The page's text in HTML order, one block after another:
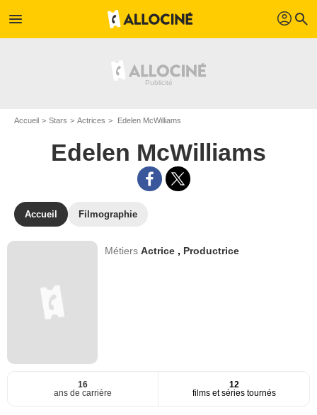
menu profil search
Accueil Stars Actrices Edelen McWilliams
Edelen McWilliams
Accueil Filmographie
MétiersActrice , Productrice
16
ans de carrière
12
films et séries tournés